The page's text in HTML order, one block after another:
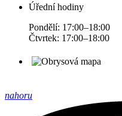
Úřední hodiny
Pondělí: 17:00–18:00
Čtvrtek: 17:00–18:00
nahoru